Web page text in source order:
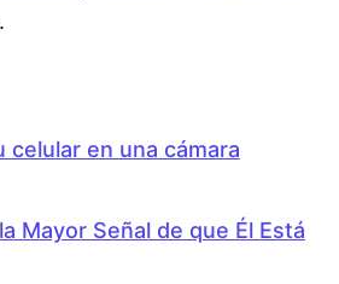
celular en una cámara
Mayor Señal de que Él Está